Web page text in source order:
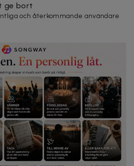
ge bort
och återkommande användare